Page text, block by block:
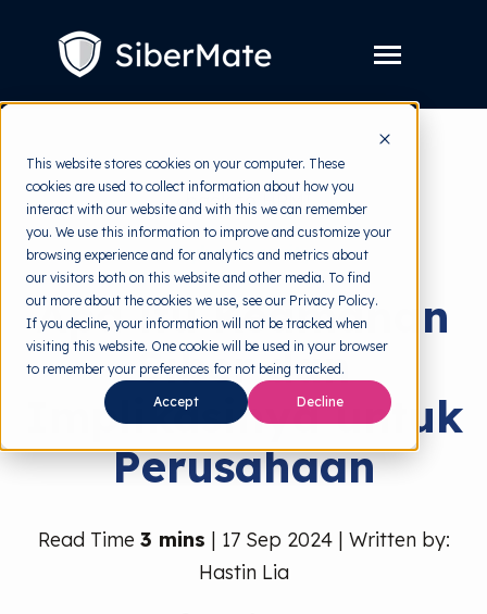
This website stores cookies on your computer. These
cookies are used to collect information about how you
interact with our website and with this we can remember
you. We use this information to improve and customize your
browsing experience and for analytics and metrics about
our visitors both on this website and other media. To find
out more about the cookies we use, see our Privacy Policy.
If you decline, your information will not be tracked when
visiting this website. One cookie will be used in your browser
to remember your preferences for not being tracked.
Accept Decline
Toggle
children
for
Layanan
Harga
Resources Toggle
children
for
Resources
Tools Gratis Toggle
children
for
Tools
Gratis
Tentang
Coba Gratis
back to HRMI
Cybersecurity
Apa itu Keamanan
Siber dan
Implikasinya untuk
Perusahaan
Read Time 3 mins | 17 Sep 2024 | Written by:
Hastin Lia